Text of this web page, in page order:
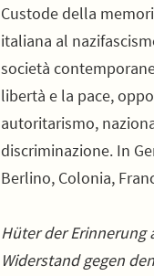
Custode della
italiana al
società
libertà e la pace,
autoritarismo,
discriminazione. In
Berlino, Colonia,
Hüter der Erinnerung
Widerstand gegen